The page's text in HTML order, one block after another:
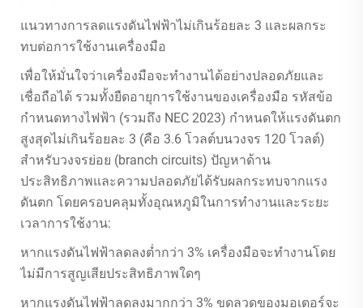
แนวทางการลดแรงดันไฟฟ้าไม่เกินร้อยละ 3 และผลกระ
ทบต่อการใช้งานเครื่องมือ
เพื่อให้มั่นใจว่าเครื่องมือจะทำงานได้อย่างปลอดภัยและ
เชื่อถือได้ รวมทั้งยืดอายุการใช้งานของเครื่องมือ รหัสข้อ
กำหนดทางไฟฟ้า (รวมถึง NEC 2023) กำหนดให้แรงดันตก
สูงสุดไม่เกินร้อยละ 3 (คือ 3.6 โวลต์บนวงจร 120 โวลต์)
สำหรับวงจรย่อย (branch circuits) ปัญหาด้าน
ประสิทธิภาพและความปลอดภัยได้รับผลกระทบจากแรง
ดันตก โดยครอบคลุมทั้งอุณหภูมิในการทำงานและระยะ
เวลาการใช้งาน:
หากแรงดันไฟฟ้าลดลงต่ำกว่า 3% เครื่องมือจะทำงานโดย
ไม่มีการสูญเสียประสิทธิภาพใดๆ
หากแรงดันไฟฟ้าลดลงมากกว่า 3% ขดลวดของมอเตอร์จะ